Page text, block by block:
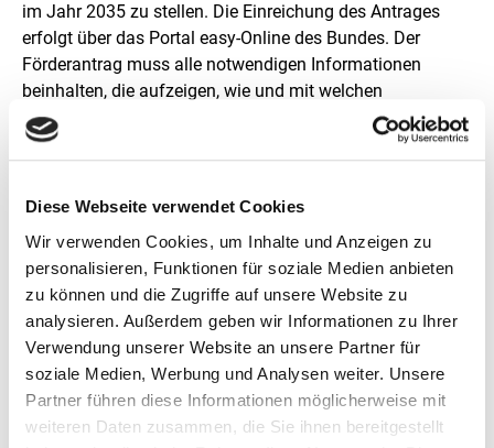
Diese Webseite verwendet Cookies
Wir verwenden Cookies, um Inhalte und Anzeigen zu
personalisieren, Funktionen für soziale Medien anbieten
zu können und die Zugriffe auf unsere Website zu
analysieren. Außerdem geben wir Informationen zu Ihrer
Verwendung unserer Website an unsere Partner für
soziale Medien, Werbung und Analysen weiter. Unsere
Partner führen diese Informationen möglicherweise mit
weiteren Daten zusammen, die Sie ihnen bereitgestellt
im Jahr 2035 zu stellen. Die Einreichung des Antrages
erfolgt über das Portal easy-Online des Bundes. Der
Förderantrag muss alle notwendigen Informationen
beinhalten, die aufzeigen, wie und mit welchen
Ressourcen die Projektidee erfolgreich umgesetzt werden
soll. Inhaltliche oder förderrechtliche Auflagen waren zu
Antrag muss die Erklärung enthalten, dass das beantragte
Die Anträge sind in deutscher Sprache einzureichen. Für
den Antragsprozess steht die ZUG beratend und
unterstützend zur Seite.
Wer kann teilnehmen?